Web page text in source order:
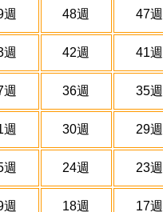
週 48週 47週
週 42週 41週
週 36週 35週
週 30週 29週
週 24週 23週
週 18週 17週